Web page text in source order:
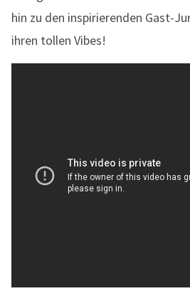
hin zu den inspirierenden Gast-
ihren tollen Vibes!